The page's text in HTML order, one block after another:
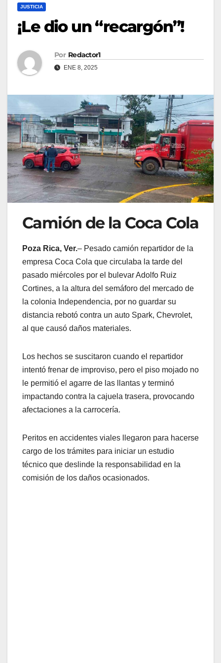
JUSTICIA
¡Le dio un “recargón”!
Por Redactor1
ENE 8, 2025
Camión de la Coca Cola
Poza Rica, Ver.– Pesado camión repartidor de la
empresa Coca Cola que circulaba la tarde del
pasado miércoles por el bulevar Adolfo Ruiz
Cortines, a la altura del semáforo del mercado de
la colonia Independencia, por no guardar su
distancia rebotó contra un auto Spark, Chevrolet,
al que causó daños materiales.
Los hechos se suscitaron cuando el repartidor
intentó frenar de improviso, pero el piso mojado no
le permitió el agarre de las llantas y terminó
impactando contra la cajuela trasera, provocando
afectaciones a la carrocería.
Peritos en accidentes viales llegaron para hacerse
cargo de los trámites para iniciar un estudio
técnico que deslinde la responsabilidad en la
comisión de los daños ocasionados.